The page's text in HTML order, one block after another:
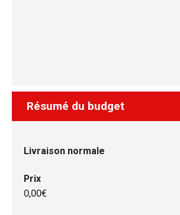
Résumé du budget
Livraison normale
Prix
0,00€